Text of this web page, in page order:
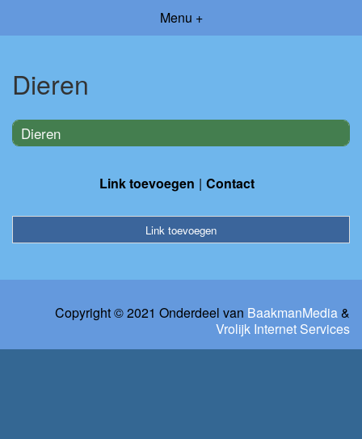
Menu +
Dieren
Dieren
Link toevoegen Contact
Link toevoegen
Copyright © 2021 Onderdeel van BaakmanMedia&
Vrolijk Internet Services